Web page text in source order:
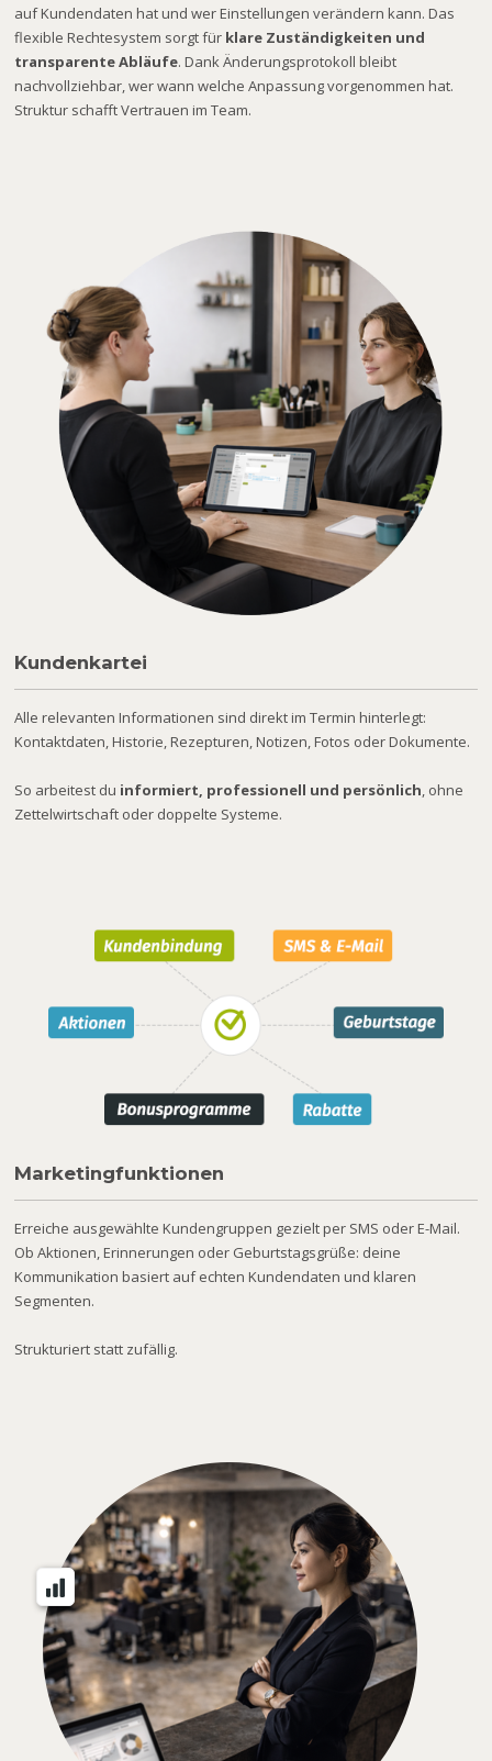
auf Kundendaten hat und wer Einstellungen verändern kann. Das
flexible Rechtesystem sorgt für klare Zuständigkeiten und
transparente Abläufe. Dank Änderungsprotokoll bleibt
nachvollziehbar, wer wann welche Anpassung vorgenommen hat.
Struktur schafft Vertrauen im Team.
Kundenkartei
Alle relevanten Informationen sind direkt im Termin hinterlegt:
Kontaktdaten, Historie, Rezepturen, Notizen, Fotos oder Dokumente.
So arbeitest du informiert, professionell und persönlich, ohne
Zettelwirtschaft oder doppelte Systeme.
Marketingfunktionen
Erreiche ausgewählte Kundengruppen gezielt per SMS oder E-Mail.
Ob Aktionen, Erinnerungen oder Geburtstagsgrüße: deine
Kommunikation basiert auf echten Kundendaten und klaren
Segmenten.
Strukturiert statt zufällig.